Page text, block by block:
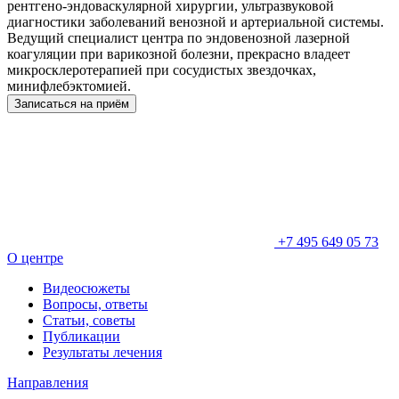
рентгено-эндоваскулярной хирургии, ультразвуковой
диагностики заболеваний венозной и артериальной системы.
Ведущий специалист центра по эндовенозной лазерной
коагуляции при варикозной болезни, прекрасно владеет
микросклеротерапией при сосудистых звездочках,
минифлебэктомией.
Записаться на приём
+7 495 649 05 73
О центре
Видеосюжеты
Вопросы, ответы
Статьи, советы
Публикации
Результаты лечения
Направления